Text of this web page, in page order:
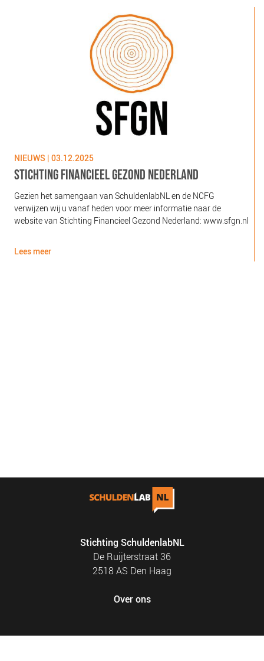
NIEUWS | 03.12.2025
STICHTING FINANCIEEL GEZOND NEDERLAND
Gezien het samengaan van SchuldenlabNL en de NCFG
verwijzen wij u vanaf heden voor meer informatie naar de
website van Stichting Financieel Gezond Nederland: www.sfgn.nl
Lees meer
Stichting SchuldenlabNL
De Ruijterstraat 36
2518 AS Den Haag
Over ons